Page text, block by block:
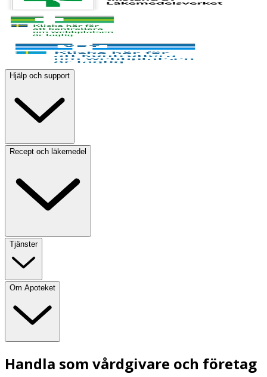
Hjälp och support
Recept och läkemedel
Tjänster
Om Apoteket
Handla som vårdgivare och företag